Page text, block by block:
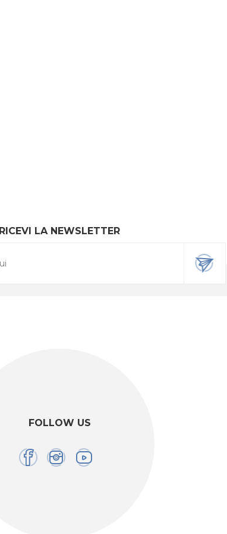
RICEVI LA NEWSLETTER
FOLLOW US